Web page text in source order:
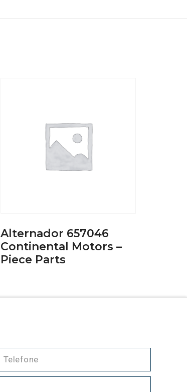
Alternador 657046
Continental Motors –
Piece Parts